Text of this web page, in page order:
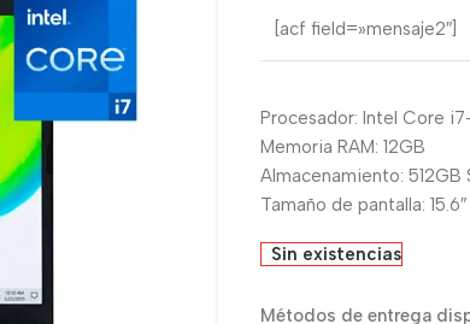
[acf field=»mensaje2″]
Procesador: Intel Core
Memoria RAM: 12GB
Almacenamiento: 512GB
Tamaño de pantalla: 15.6″
Sin existencias
Métodos de entrega